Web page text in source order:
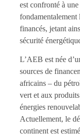
est confronté à
fondamentalement
financés, jetant
sécurité
L’AEB est née
sources de
africains – du
vert et aux
énergies
Actuellement, le
continent est